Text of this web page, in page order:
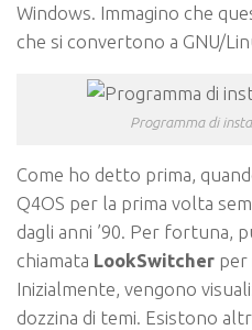
Windows. Immagino che
che si convertono a GNU/
Programma di
Come ho detto prima,
Q4OS per la prima volta
dagli anni ’90. Per fortuna,
chiamata LookSwitcher per
Inizialmente, vengono
dozzina di temi. Esistono